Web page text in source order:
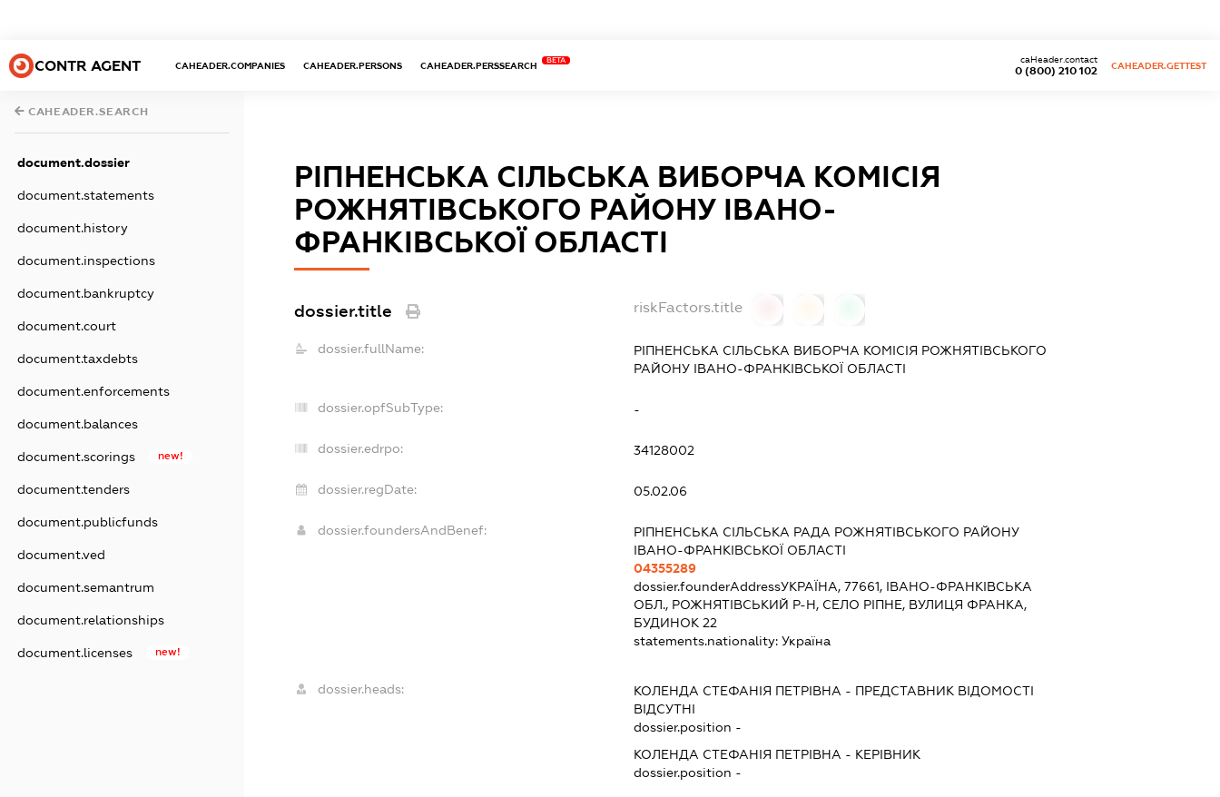
CONTR AGENT CAHEADER.COMPANIES CAHEADER.PERSONS CAHEADER.PERSSEARCH
BETA
0 (800) 210 102
caHeader.contact
CAHEADER.GETTEST
CAHEADER.SEARCH
document.dossier
document.statements
document.history
document.inspections
document.bankruptcy
document.court
document.taxdebts
document.enforcements
document.balances
document.scorings new!
document.tenders
document.publicfunds
document.ved
document.semantrum
document.relationships
document.licenses new!
РІПНЕНСЬКА СІЛЬСЬКА ВИБОРЧА КОМІСІЯ
РОЖНЯТІВСЬКОГО РАЙОНУ ІВАНО-
ФРАНКІВСЬКОЇ ОБЛАСТІ
dossier.title riskFactors.title
dossier.fullName:
РІПНЕНСЬКА СІЛЬСЬКА ВИБОРЧА КОМІСІЯ РОЖНЯТІВСЬКОГО
РАЙОНУ ІВАНО-ФРАНКІВСЬКОЇ ОБЛАСТІ
dossier.opfSubType: -
dossier.edrpo: 34128002
dossier.regDate: 05.02.06
dossier.foundersAndBenef:
РІПНЕНСЬКА СІЛЬСЬКА РАДА РОЖНЯТІВСЬКОГО РАЙОНУ
ІВАНО-ФРАНКІВСЬКОЇ ОБЛАСТІ
04355289
dossier.founderAddressУКРАЇНА, 77661, ІВАНО-ФРАНКІВСЬКА
ОБЛ., РОЖНЯТІВСЬКИЙ Р-Н, СЕЛО РІПНЕ, ВУЛИЦЯ ФРАНКА,
БУДИНОК 22
statements.nationality: Україна
dossier.heads: КОЛЕНДА СТЕФАНІЯ ПЕТРІВНА - ПРЕДСТАВНИК ВІДОМОСТІ
ВІДСУТНІ
dossier.position -
КОЛЕНДА СТЕФАНІЯ ПЕТРІВНА - КЕРІВНИК
dossier.position -